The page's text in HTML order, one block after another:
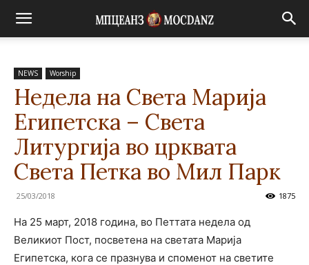
NEWS Worship
Недела на Света Марија
Египетска – Света
Литургија во црквата
Света Петка во Мил Парк
25/03/2018 1875
На 25 март, 2018 година, во Петтата недела од
Великиот Пост, посветена на светата Марија
Египетска, кога се празнува и споменот на светите